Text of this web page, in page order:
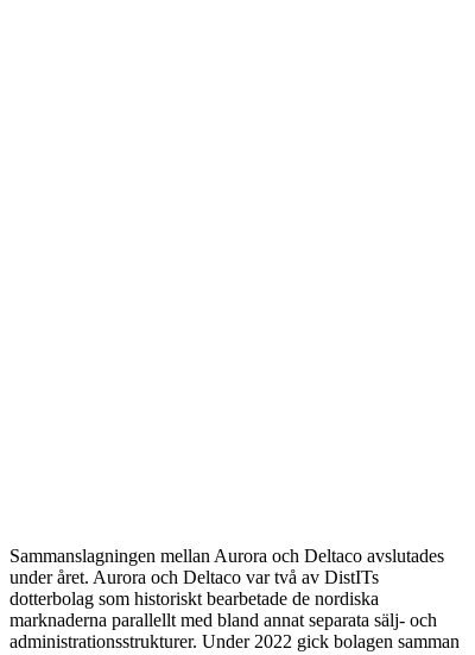
Sammanslagningen mellan Aurora och Deltaco avslutades
under året. Aurora och Deltaco var två av DistITs
dotterbolag som historiskt bearbetade de nordiska
marknaderna parallellt med bland annat separata sälj- och
administrationsstrukturer. Under 2022 gick bolagen samman